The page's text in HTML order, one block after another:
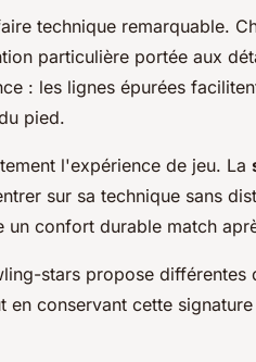
technique remarquable.
particulière portée aux
: les lignes épurées
pied.
l'expérience de jeu. La
sur sa technique sans
un confort durable match
stars propose différentes
conservant cette